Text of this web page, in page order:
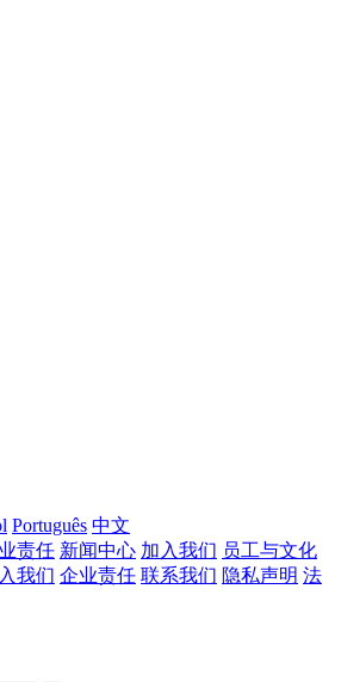
Português 中文
责任 新闻中心 加入我们 员工与文化
我们 企业责任 联系我们 隐私声明 法